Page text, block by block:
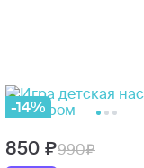
-14%
850
990